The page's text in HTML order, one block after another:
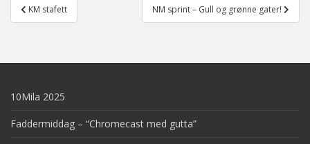
navigation
KM stafett NM sprint – Gull og grønne gater!
10Mila 2025
Faddermiddag – “Chromecast med gutta”